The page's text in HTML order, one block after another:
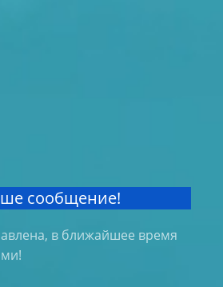
сообщение!
в ближайшее время